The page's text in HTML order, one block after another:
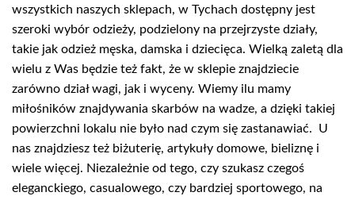
wszystkich naszych sklepach, w Tychach dostępny jest
szeroki wybór odzieży, podzielony na przejrzyste działy,
takie jak odzież męska, damska i dziecięca. Wielką zaletą dla
wielu z Was będzie też fakt, że w sklepie znajdziecie
zarówno dział wagi, jak i wyceny. Wiemy ilu mamy
miłośników znajdywania skarbów na wadze, a dzięki takiej
powierzchni lokalu nie było nad czym się zastanawiać. U
nas znajdziesz też biżuterię, artykuły domowe, bieliznę i
wiele więcej. Niezależnie od tego, czy szukasz czegoś
eleganckiego, casualowego, czy bardziej sportowego, na